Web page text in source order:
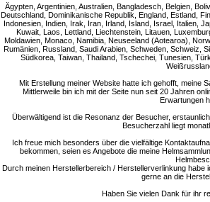
Ägypten, Argentinien, Australien, Bangladesch, Belgien,
Deutschland, Dominikanische Republik, England, Estland,
Indonesien, Indien, Irak, Iran, Irland, Island, Israel, Italien,
Kuwait, Laos, Lettland, Liechtenstein, Litauen,
Moldawien, Monaco, Namibia, Neuseeland (Aotearoa),
Rumänien, Russland, Saudi Arabien, Schweden, Schweiz,
Südkorea, Taiwan, Thailand, Tschechei, Tunesien,
Mit Erstellung meiner Website hatte ich gehofft, meine
Mittlerweile bin ich mit der Seite nun seit 20 Jahren
Erwartungen
Überwältigend ist die Resonanz der Besucher,
Besucherzahl liegt
Ich freue mich besonders über die vielfältige
bekommen, seien es Angebote die meine
Durch meinen Herstellerbereich / Herstellerverlinkung habe
gerne an die
Haben Sie vielen Dank für ihr